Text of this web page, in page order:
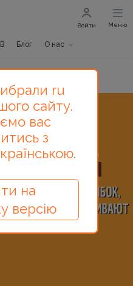
Блог О нас
Войти Меню
ru
сайту.
вас
з
на
версію